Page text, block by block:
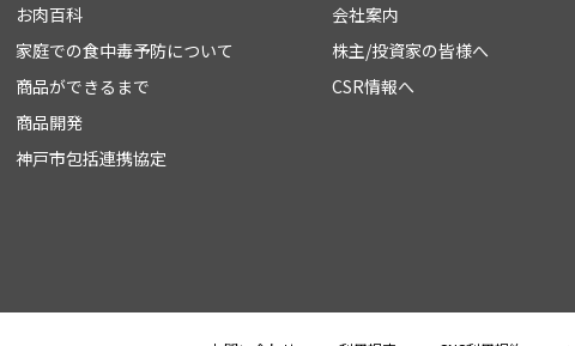
お肉百科
家庭での食中毒予防について
商品ができるまで
商品開発
神戸市包括連携協定
会社案内
株主/投資家の皆様へ
CSR情報へ